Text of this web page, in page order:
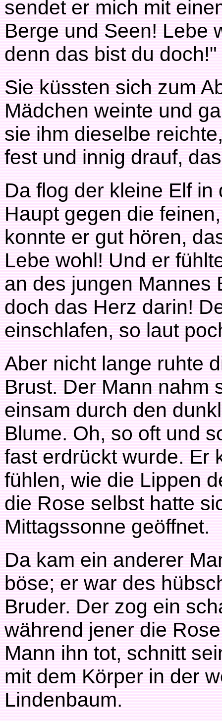
sendet er mich mit
Berge und Seen! Lebe
denn das bist du doch!"
Sie küssten sich zum
Mädchen weinte und
sie ihm dieselbe
fest und innig drauf,
Da flog der kleine Elf
Haupt gegen die
konnte er gut hören,
Lebe wohl! Und er
an des jungen Mannes
doch das Herz darin!
einschlafen, so laut
Aber nicht lange ruhte
Brust. Der Mann nahm
einsam durch den
Blume. Oh, so oft und
fast erdrückt wurde. Er
fühlen, wie die Lippen
die Rose selbst hatte
Mittagssonne geöffnet.
Da kam ein anderer
böse; er war des
Bruder. Der zog ein
während jener die
Mann ihn tot, schnitt
mit dem Körper in der
Lindenbaum.